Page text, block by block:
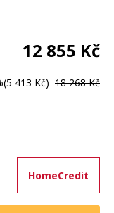
12 855 Kč
(5 413 Kč) 18 268 Kč
HomeCredit